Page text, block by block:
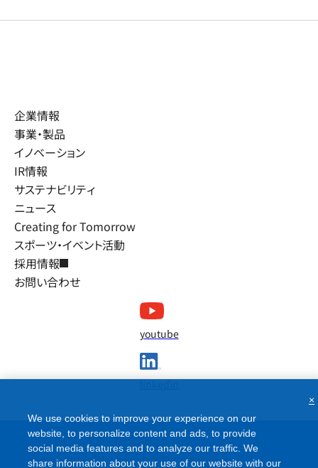
企業情報
事業・製品
イノベーション
IR情報
サステナビリティ
ニュース
Creating for Tomorrow
スポーツ・イベント活動
採用情報
お問い合わせ
youtube
We use cookies to improve your experience on our
website, to personalize content and ads, to provide
social media features and to analyze our traffic. We
share information about your use of our website with our
×